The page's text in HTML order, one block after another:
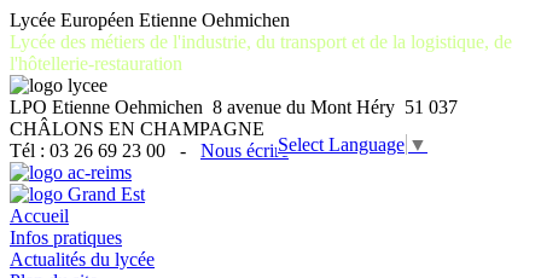
Select Language ▼
Lycée Européen Etienne Oehmichen
Lycée des métiers de l'industrie, du transport et de la logistique, de
l'hôtellerie-restauration
LPO Etienne Oehmichen 8 avenue du Mont Héry 51 037
CHÂLONS EN CHAMPAGNE
Tél : 03 26 69 23 00 - Nous écrire
Accueil
Infos pratiques
Actualités du lycée